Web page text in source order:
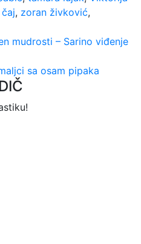
, zoran živković,
mudrosti – Sarino viđenje
sa osam pipaka